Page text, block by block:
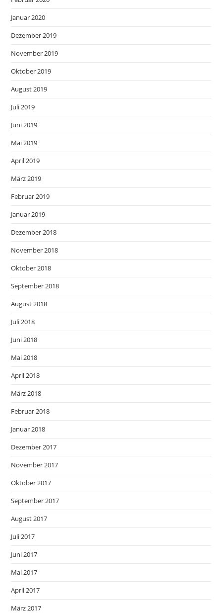
Januar 2020
Dezember 2019
November 2019
Oktober 2019
August 2019
Juli 2019
Juni 2019
Mai 2019
April 2019
März 2019
Februar 2019
Januar 2019
Dezember 2018
November 2018
Oktober 2018
September 2018
August 2018
Juli 2018
Juni 2018
Mai 2018
April 2018
März 2018
Februar 2018
Januar 2018
Dezember 2017
November 2017
Oktober 2017
September 2017
August 2017
Juli 2017
Juni 2017
Mai 2017
April 2017
März 2017